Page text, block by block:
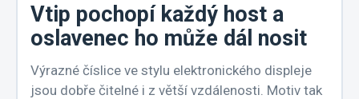
Vtip pochopí každý host a
oslavenec ho může dál nosit
Výrazné číslice ve stylu elektronického displeje
jsou dobře čitelné i z větší vzdálenosti. Motiv tak